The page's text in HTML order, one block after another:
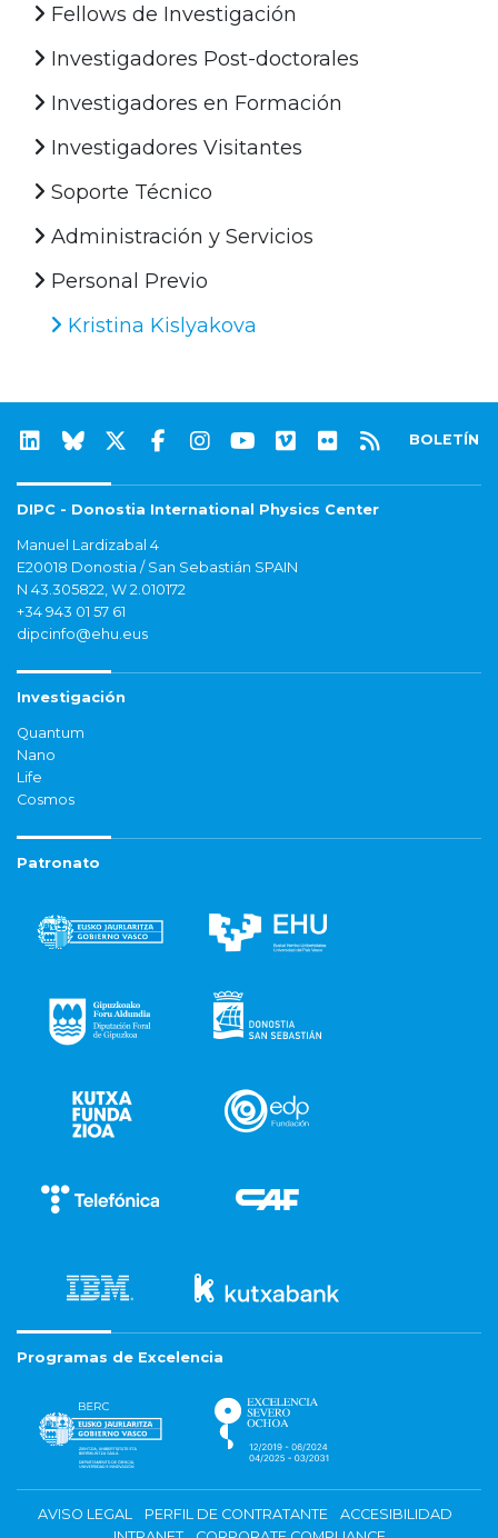
Fellows de Investigación
Investigadores Post-doctorales
Investigadores en Formación
Investigadores Visitantes
Soporte Técnico
Administración y Servicios
Personal Previo
Kristina Kislyakova
BOLETÍN
DIPC - Donostia International Physics Center
Manuel Lardizabal 4
E20018 Donostia / San Sebastián SPAIN
N 43.305822, W 2.010172
+34 943 01 57 61
dipcinfo@ehu.eus
Investigación
Quantum
Nano
Life
Cosmos
Patronato
Programas de Excelencia
AVISO LEGAL PERFIL DE CONTRATANTE
ACCESIBILIDAD